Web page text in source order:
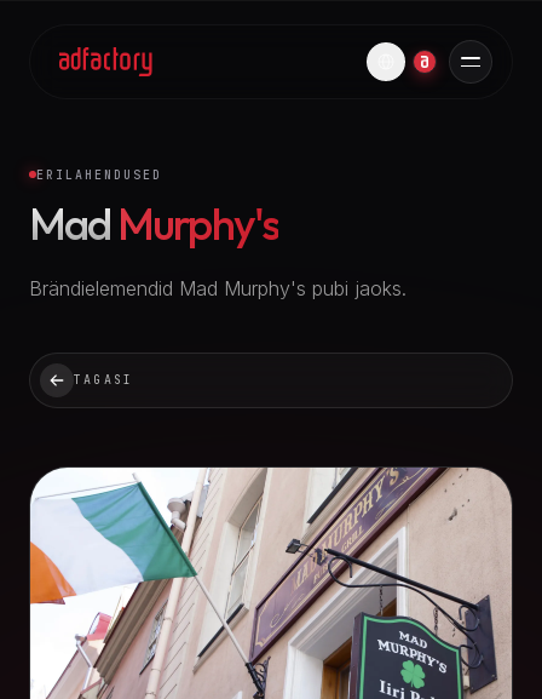
ERILAHENDUSED
Mad Murphy's
Brändielemendid Mad Murphy's pubi jaoks.
TAGASI